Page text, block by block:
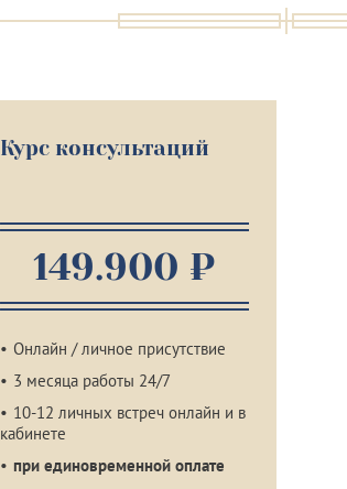
Курс консультаций
149.900 ₽
Онлайн / личное присутствие
3 месяца работы 24/7
10-12 личных встреч онлайн и в
кабинете
при единовременной оплате